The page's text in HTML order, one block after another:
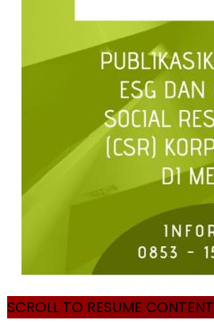
SCROLL TO RESUME CONTENT